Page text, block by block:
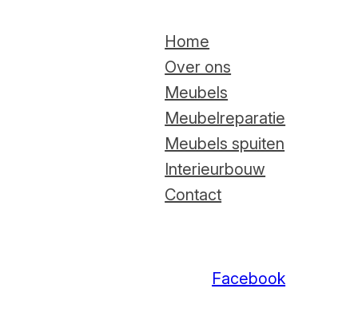
Home
Over ons
Meubels
Meubelreparatie
Meubels spuiten
Interieurbouw
Contact
Facebook